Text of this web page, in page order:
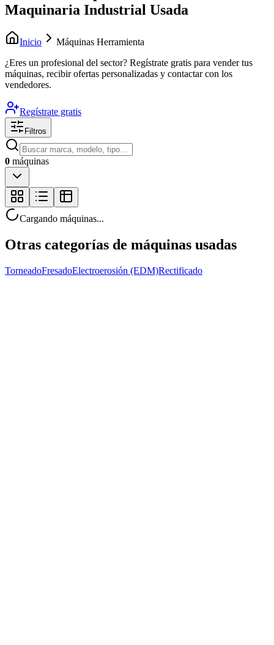
Maquinaria Industrial Usada
Inicio
Máquinas Herramienta
¿Eres un profesional del sector? Regístrate gratis para vender tus
máquinas, recibir ofertas personalizadas y contactar con los
vendedores.
Regístrate gratis
Filtros
0 máquinas
Cargando máquinas...
Otras categorías de máquinas usadas
TorneadoFresadoElectroerosión (EDM)Rectificado